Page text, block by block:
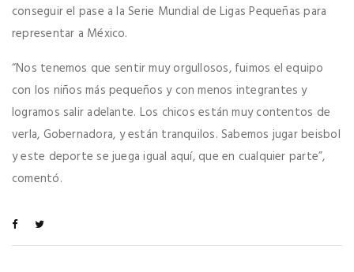
conseguir el pase a la Serie Mundial de Ligas Pequeñas para
representar a México.
“Nos tenemos que sentir muy orgullosos, fuimos el equipo
con los niños más pequeños y con menos integrantes y
logramos salir adelante. Los chicos están muy contentos de
verla, Gobernadora, y están tranquilos. Sabemos jugar beisbol
y este deporte se juega igual aquí, que en cualquier parte”,
comentó.